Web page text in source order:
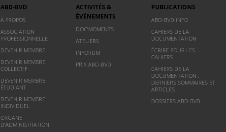
ABD-BVD
À PROPOS
ASSOCIATION
PROFESSIONNELLE
DEVENIR MEMBRE
DEVENIR MEMBRE
COLLECTIF
DEVENIR MEMBRE
ÉTUDIANT
DEVENIR MEMBRE
INDIVIDUEL
ORGANE
D’ADMINISTRATION
ACTIVITÉS &
ÉVÈNEMENTS
DOC’MOMENTS
ATELIERS
INFORUM
PRIX ABD-BVD
PUBLICATIONS
ABD-BVD INFO
CAHIERS DE LA
DOCUMENTATION
ÉCRIRE POUR LES
CAHIERS
CAHIERS DE LA
DOCUMENTATION :
DERNIERS SOMMAIRES ET
ARTICLES
DOSSIERS ABD-BVD